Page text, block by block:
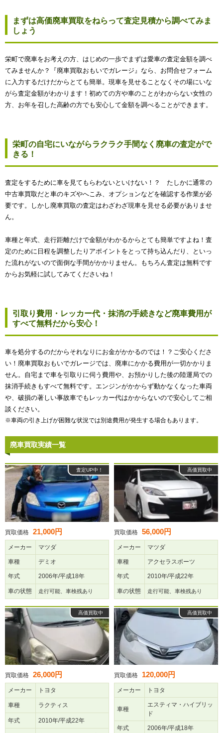
まずは高価廃車買取をねらって査定見積から調べてみま
しょう
栄町で廃車をお考えの方、はじめの一歩でまずは愛車の査定金額を調べ
てみませんか？『廃車買取おもいでガレージ』なら、お問合せフォーム
に入力するだけだからとても簡単。現車を見せることなくその場にいな
がら査定金額がわかります！初めての方や車のことがわからない女性の
方、お年を召した高齢の方でも安心して金額を調べることができます。
栄町の自宅にいながらラクラク手間なく廃車の査定がで
きる！
査定をするために車を見てもらわないといけない！？ たしかに通常の
中古車買取だと車のキズやへこみ、オプションなどを確認する作業が必
要です。しかし廃車買取の査定はわざわざ現車を見せる必要がありませ
ん。
車種と年式、走行距離だけで金額がわかるからとても簡単ですよね！査
定のために日程を調整したりアポイントをとって持ち込んだり、といっ
た流れがないので面倒な手間がかかりません。もちろん査定は無料です
からお気軽に試してみてくださいね！
引取り費用・レッカー代・抹消の手続きなど廃車費用が
すべて無料だから安心！
車を処分するのだからそれなりにお金がかかるのでは！？ご安心くださ
い！廃車買取おもいでガレージでは、廃車にかかる費用が一切かかりま
せん。自宅まで車を引取りに伺う費用や、お預かりした後の陸運局での
抹消手続きもすべて無料です。エンジンがかからず動かなくなった車両
や、破損の著しい事故車でもレッカー代はかからないので安心してご相
談ください。
※車両の引き上げが困難な状況では別途費用が発生する場合もあります。
廃車買取実績一覧
査定UP中！
買取価格 21,000円
メーカー マツダ
車種 デミオ
年式 2006年/平成18年
車の状態 走行可能、車検残あり
高価買取中
買取価格 56,000円
メーカー マツダ
車種 アクセラスポーツ
年式 2010年/平成22年
車の状態 走行可能、車検残あり
高価買取中
買取価格 26,000円
メーカー トヨタ
車種 ラクティス
年式 2010年/平成22年
高価買取中
買取価格 120,000円
メーカー トヨタ
車種
エスティマ・ハイブリッ
ド
年式 2006年/平成18年